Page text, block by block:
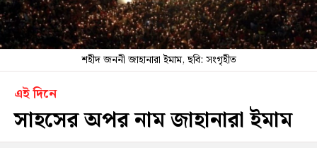
Follow
Us
শহীদ জননী জাহানারা ইমাম, ছবি: সংগৃহীত
এই দিনে
সাহসের অপর নাম জাহানারা ইমাম